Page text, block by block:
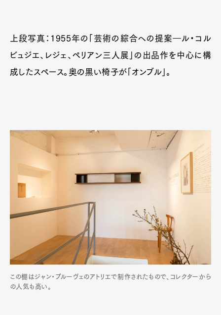
上段写真：1955年の「芸術の綜合への提案―ル・コル
ビュジエ、レジェ、ペリアン三人展」の出品作を中心に構
成したスペース。奥の黒い椅子が「オンブル」。
この棚はジャン・プルーヴェのアトリエで制作されたもので、コレクターから
の人気も高い。